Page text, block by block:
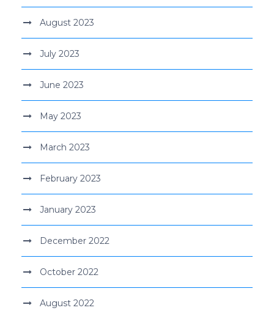
August 2023
July 2023
June 2023
May 2023
March 2023
February 2023
January 2023
December 2022
October 2022
August 2022